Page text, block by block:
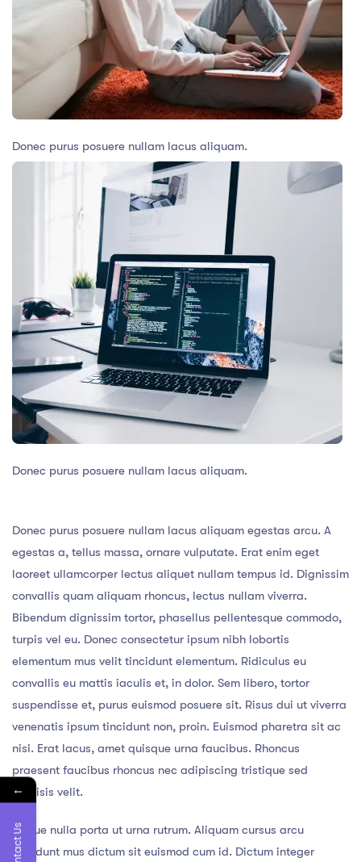
Donec purus posuere nullam lacus aliquam.
Donec purus posuere nullam lacus aliquam.
Donec purus posuere nullam lacus aliquam egestas arcu. A
egestas a, tellus massa, ornare vulputate. Erat enim eget
laoreet ullamcorper lectus aliquet nullam tempus id. Dignissim
convallis quam aliquam rhoncus, lectus nullam viverra.
Bibendum dignissim tortor, phasellus pellentesque commodo,
turpis vel eu. Donec consectetur ipsum nibh lobortis
elementum mus velit tincidunt elementum. Ridiculus eu
convallis eu mattis iaculis et, in dolor. Sem libero, tortor
suspendisse et, purus euismod posuere sit. Risus dui ut viverra
venenatis ipsum tincidunt non, proin. Euismod pharetra sit ac
nisi. Erat lacus, amet quisque urna faucibus. Rhoncus
praesent faucibus rhoncus nec adipiscing tristique sed
facilisis velit.
Neque nulla porta ut urna rutrum. Aliquam cursus arcu
tincidunt mus dictum sit euismod cum id. Dictum integer
←
Contact Us